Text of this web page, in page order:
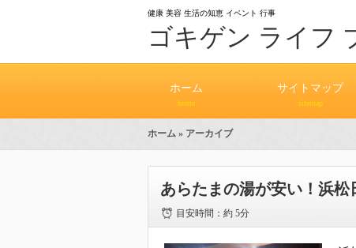
健康 美容 生活の知恵 イベント 行事
ゴキゲン ライフ
ホーム
home
サイトマップ
sitemap
ホーム » アーカイブ
あらたまの湯が安い！浜
目安時間：約 5分